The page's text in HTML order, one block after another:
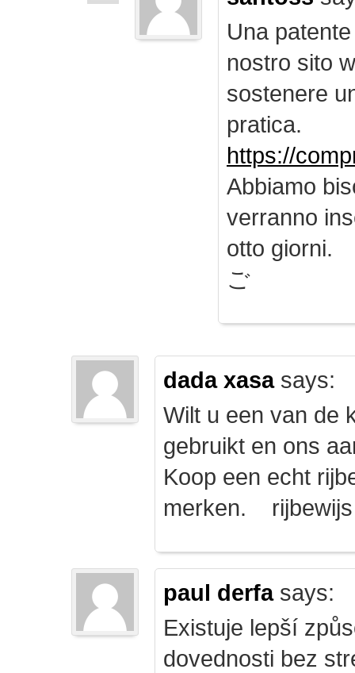
Una
nostro sito
sostenere
pratica.
https://
Abbiamo
verranno
otto giorni.
ご
dada xasasays:
Wilt u een van de
gebruikt en ons
Koop een echt
merken.
paul derfasays:
Existuje lepší
dovednosti bez